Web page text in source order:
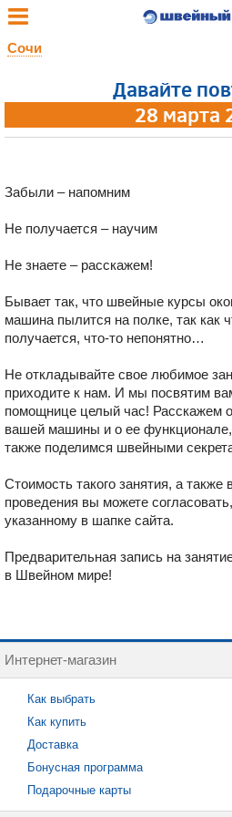
Сочи
Давайте
28 марта
Забыли – напомним
Не получается – научим
Не знаете – расскажем!
Бывает так, что швейные курсы
машина пылится на полке, так как
получается, что-то непонятно…
Не откладывайте свое любимое
приходите к нам. И мы посвятим
помощнице целый час! Расскажем
вашей машины и о ее
также поделимся швейными
Стоимость такого занятия, а также
проведения вы можете
указанному в шапке сайта.
Предварительная запись на
в Швейном мире!
Интернет-магазин
Как выбрать
Как купить
Доставка
Бонусная программа
Подарочные карты